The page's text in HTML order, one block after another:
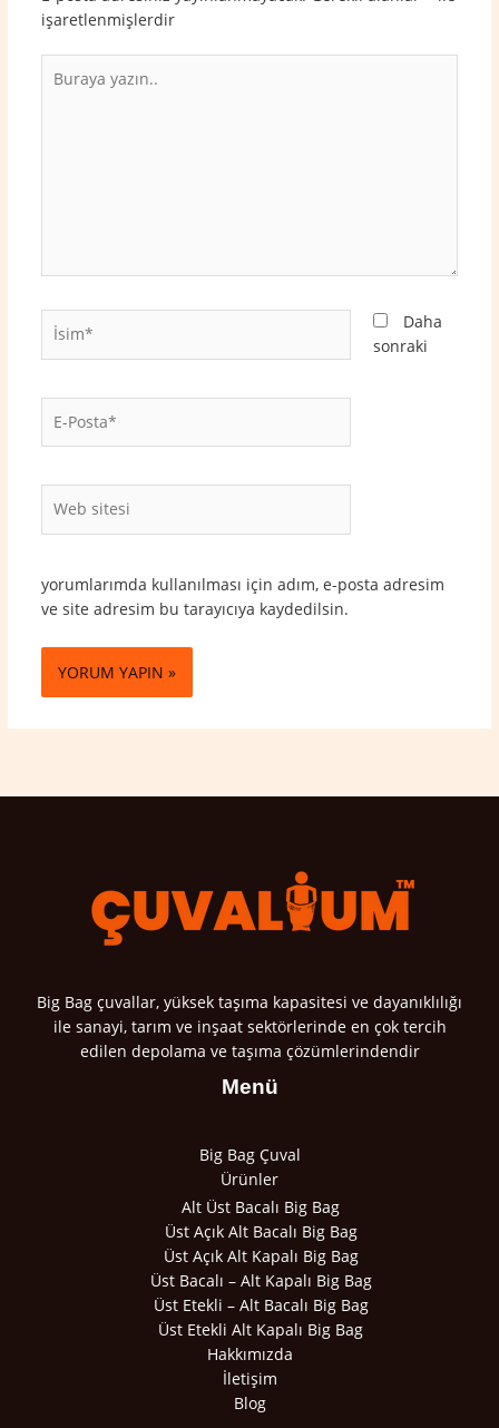
işaretlenmişlerdir
yazın..
İsim*
Posta*
sitesi
Daha
sonraki
yorumlarımda kullanılması için adım, e-posta adresim
ve site adresim bu tarayıcıya kaydedilsin.
Big Bag çuvallar, yüksek taşıma kapasitesi ve dayanıklılığı
ile sanayi, tarım ve inşaat sektörlerinde en çok tercih
edilen depolama ve taşıma çözümlerindendir
Menü
Big Bag Çuval
Ürünler
Alt Üst Bacalı Big Bag
Üst Açık Alt Bacalı Big Bag
Üst Açık Alt Kapalı Big Bag
Üst Bacalı – Alt Kapalı Big Bag
Üst Etekli – Alt Bacalı Big Bag
Üst Etekli Alt Kapalı Big Bag
Hakkımızda
İletişim
Blog